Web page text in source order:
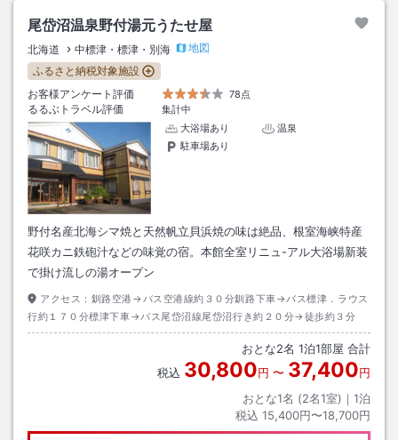
尾岱沼温泉野付湯元うたせ屋
北海道 中標津・標津・別海
地図
ふるさと納税対象施設
お客様アンケート評価
78点
るるぶトラベル評価
集計中
大浴場あり
温泉
駐車場あり
野付名産北海シマ焼と天然帆立貝浜焼の味は絶品、根室海峡特産
花咲カニ鉄砲汁などの味覚の宿。本館全室リニュ-アル大浴場新装
で掛け流しの湯オープン
アクセス： 釧路空港→バス空港線約３０分釧路下車→バス標津．ラウス
行約１７０分標津下車→バス尾岱沼線尾岱沼行き約２０分→徒歩約３分
おとな2名 1泊1部屋 合計
税込 30,800円 〜 37,400円
おとな1名 (2名1室)｜ 1泊
税込 15,400円〜18,700円